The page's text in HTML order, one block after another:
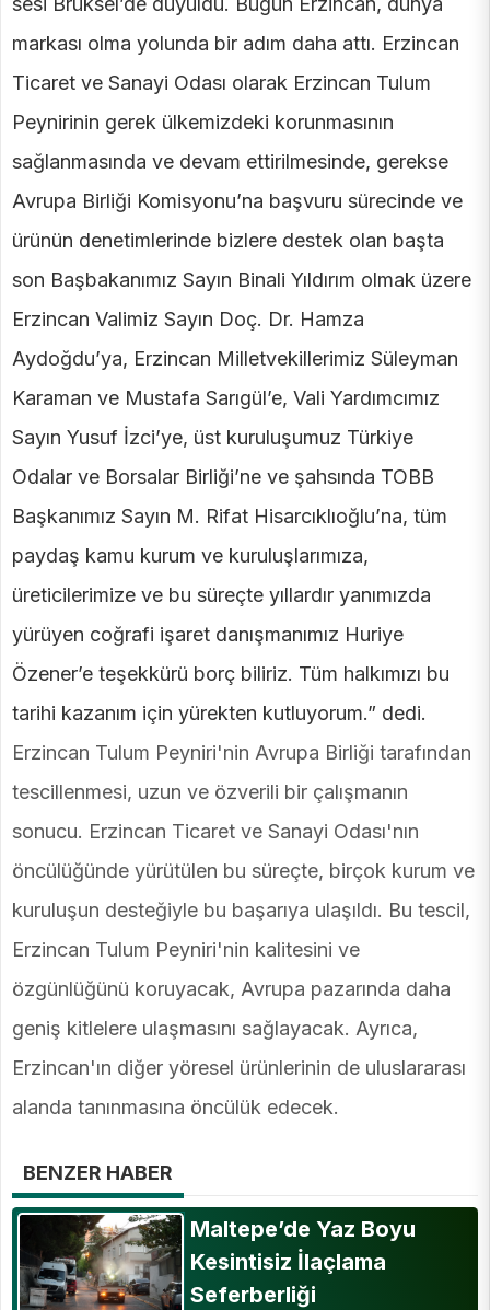
markası olma yolunda bir adım daha attı. Erzincan
Ticaret ve Sanayi Odası olarak Erzincan Tulum
Peynirinin gerek ülkemizdeki korunmasının
sağlanmasında ve devam ettirilmesinde, gerekse
Avrupa Birliği Komisyonu’na başvuru sürecinde ve
ürünün denetimlerinde bizlere destek olan başta
son Başbakanımız Sayın Binali Yıldırım olmak üzere
Erzincan Valimiz Sayın Doç. Dr. Hamza
Aydoğdu’ya, Erzincan Milletvekillerimiz Süleyman
Karaman ve Mustafa Sarıgül’e, Vali Yardımcımız
Sayın Yusuf İzci’ye, üst kuruluşumuz Türkiye
Odalar ve Borsalar Birliği’ne ve şahsında TOBB
Başkanımız Sayın M. Rifat Hisarcıklıoğlu’na, tüm
paydaş kamu kurum ve kuruluşlarımıza,
üreticilerimize ve bu süreçte yıllardır yanımızda
yürüyen coğrafi işaret danışmanımız Huriye
Özener’e teşekkürü borç biliriz. Tüm halkımızı bu
tarihi kazanım için yürekten kutluyorum.” dedi.
Erzincan Tulum Peyniri'nin Avrupa Birliği tarafından
tescillenmesi, uzun ve özverili bir çalışmanın
sonucu. Erzincan Ticaret ve Sanayi Odası'nın
öncülüğünde yürütülen bu süreçte, birçok kurum ve
kuruluşun desteğiyle bu başarıya ulaşıldı. Bu tescil,
Erzincan Tulum Peyniri'nin kalitesini ve
özgünlüğünü koruyacak, Avrupa pazarında daha
geniş kitlelere ulaşmasını sağlayacak. Ayrıca,
Erzincan'ın diğer yöresel ürünlerinin de uluslararası
alanda tanınmasına öncülük edecek.
BENZER HABER
Maltepe’de Yaz Boyu
Kesintisiz İlaçlama
Seferberliği